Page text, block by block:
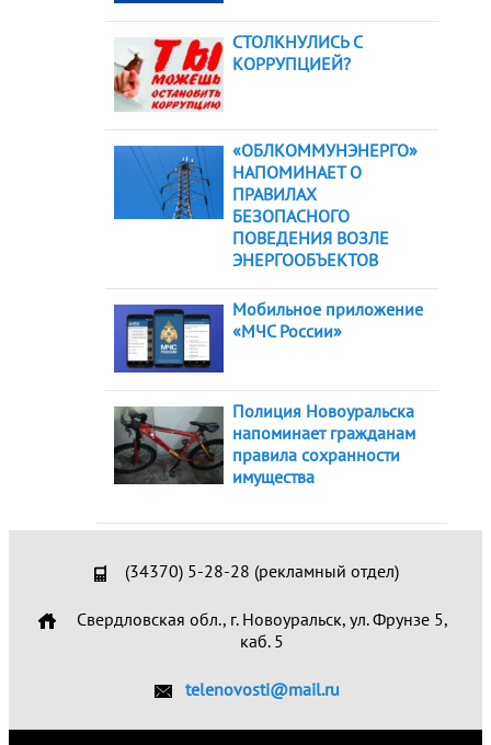
СТОЛКНУЛИСЬ С
КОРРУПЦИЕЙ?
«ОБЛКОММУНЭНЕРГО»
НАПОМИНАЕТ О
ПРАВИЛАХ
БЕЗОПАСНОГО
ПОВЕДЕНИЯ ВОЗЛЕ
ЭНЕРГООБЪЕКТОВ
Мобильное приложение
«МЧС России»
Полиция Новоуральска
напоминает гражданам
правила сохранности
имущества
(34370) 5-28-28 (рекламный отдел)
Свердловская обл., г. Новоуральск, ул. Фрунзе 5,
каб. 5
telenovosti@mail.ru